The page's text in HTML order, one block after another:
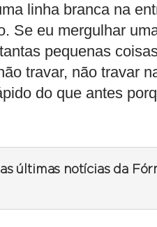
linha branca na
Se eu mergulhar
pequenas
travar, não travar
do que antes
últimas notícias da